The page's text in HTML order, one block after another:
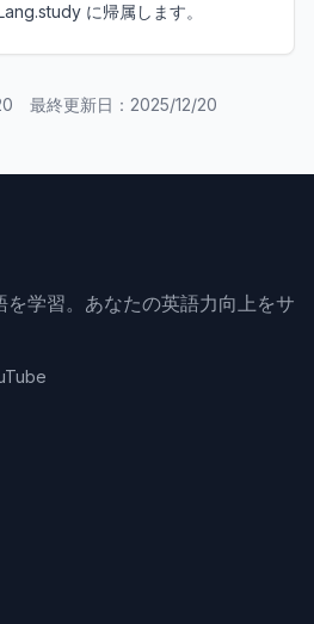
に帰属します。
最終更新日：2025/12/20
を学習。あなたの英語力向上をサ